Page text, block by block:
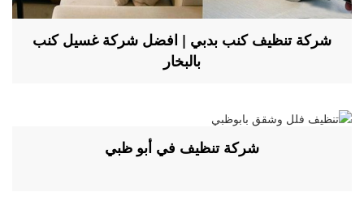
شركة تنظيف كنب بدبي | افضل شركة غسيل كنب
بالبخار
شركة تنظيف في أبو ظبي